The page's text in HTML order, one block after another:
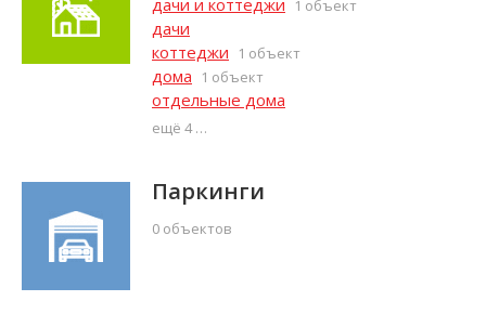
дачи и коттеджи 1 объект
дачи
коттеджи
1 объект
дома 1 объект
отдельные дома
ещё 4
Паркинги
0 объектов